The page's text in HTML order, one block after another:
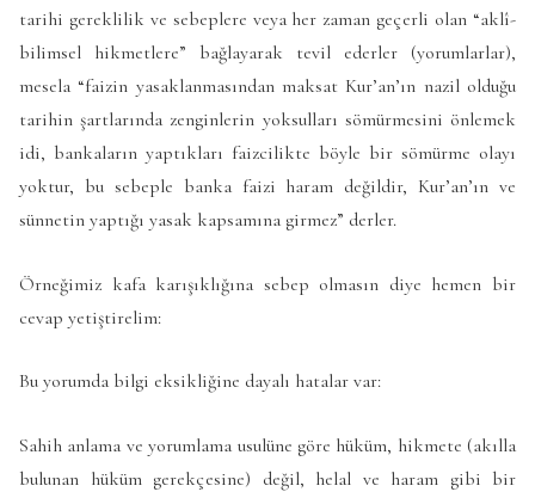
tarihi gereklilik ve sebeplere veya her zaman geçerli olan “aklî-
bilimsel hikmetlere” bağlayarak tevil ederler (yorumlarlar),
mesela “faizin yasaklanmasından maksat Kur’an’ın nazil olduğu
tarihin şartlarında zenginlerin yoksulları sömürmesini önlemek
idi, bankaların yaptıkları faizcilikte böyle bir sömürme olayı
yoktur, bu sebeple banka faizi haram değildir, Kur’an’ın ve
sünnetin yaptığı yasak kapsamına girmez” derler.
Örneğimiz kafa karışıklığına sebep olmasın diye hemen bir
cevap yetiştirelim:
Bu yorumda bilgi eksikliğine dayalı hatalar var:
Sahih anlama ve yorumlama usulüne göre hüküm, hikmete (akılla
bulunan hüküm gerekçesine) değil, helal ve haram gibi bir